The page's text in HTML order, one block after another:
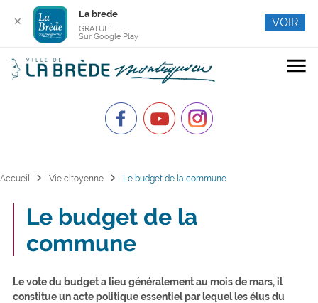
menu
Accueil chevron_right Vie citoyenne chevron_right Le budget de la commune
Le budget de la
commune
Le vote du budget a lieu généralement au mois de mars, il
constitue un acte politique essentiel par lequel les élus du
✕
La brede
GRATUIT
Sur Google Play
VOIR